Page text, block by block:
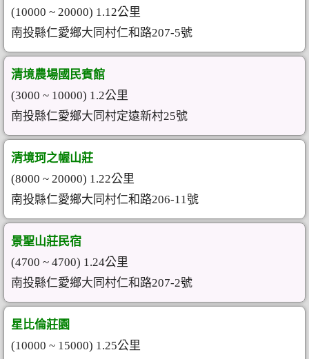
(10000 ~ 20000) 1.12公里
南投縣仁愛鄉大同村仁和路207-5號
清境農場國民賓館
(3000 ~ 10000) 1.2公里
南投縣仁愛鄉大同村定遠新村25號
清境珂之幄山莊
(8000 ~ 20000) 1.22公里
南投縣仁愛鄉大同村仁和路206-11號
景聖山莊民宿
(4700 ~ 4700) 1.24公里
南投縣仁愛鄉大同村仁和路207-2號
星比倫莊園
(10000 ~ 15000) 1.25公里